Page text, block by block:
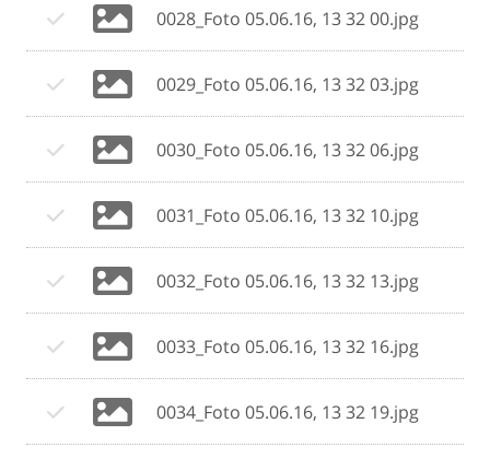
0028_Foto 05.06.16, 13 32 00.jpg
0029_Foto 05.06.16, 13 32 03.jpg
0030_Foto 05.06.16, 13 32 06.jpg
0031_Foto 05.06.16, 13 32 10.jpg
0032_Foto 05.06.16, 13 32 13.jpg
0033_Foto 05.06.16, 13 32 16.jpg
0034_Foto 05.06.16, 13 32 19.jpg